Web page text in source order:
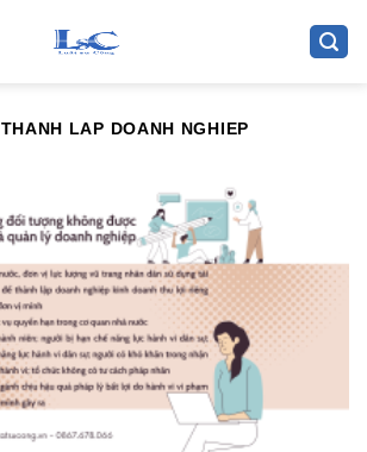
THANH LAP DOANH NGHIEP